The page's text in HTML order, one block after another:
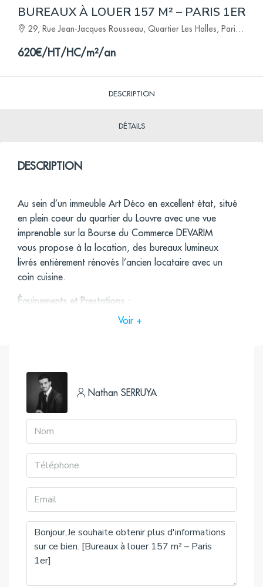
BUREAUX À LOUER 157 M² – PARIS 1ER
29, Rue Jean-Jacques Rousseau, Quartier Les Halles, Paris 1er Arrondissement, Paris, Île-de-France, France métropolitaine, 75001, France
620€/HT/HC/m²/an
DESCRIPTION
DÉTAILS
DESCRIPTION
Au sein d’un immeuble Art Déco en excellent état, situé
en plein coeur du quartier du Louvre avec une vue
imprenable sur la Bourse du Commerce DEVARIM
vous propose à la location, des bureaux lumineux
livrés entièrement rénovés l’ancien locataire avec un
coin cuisine.
Équipements et Prestations :
Vue imprenable sur la Bourse du Commerce
2 Salles de Réunion
Locaux en excellent état
Très lumineux
Coin cuisine
Excellente déserte
Accès :
Bus :LOUVRE-RIVOLI (21, 69, 72, 76, 81),
COQUILLIERE-LES
HALLES (67, 74, 85), SAINT HONORE-VALOIS
(BALABUS), COQUILLIERE (48), VICTOIRES (29)
Louvre-Rivoli (1), Les Halles (4), Palais-Royal
(Musée du
RER :CHATELET LES HALLES (A, B), Musée-d’Orsay (C)
Voir +
Nathan SERRUYA